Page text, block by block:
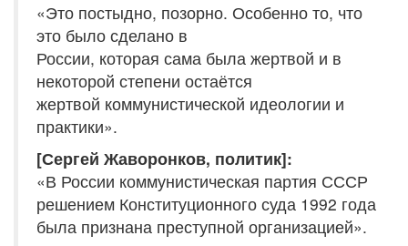
«Это постыдно, позорно. Особенно то, что
это было сделано в
России, которая сама была жертвой и в
некоторой степени остаётся
жертвой коммунистической идеологии и
практики».
[Сергей Жаворонков, политик]:
«В России коммунистическая партия СССР
решением Конституционного суда 1992 года
была признана преступной организацией».